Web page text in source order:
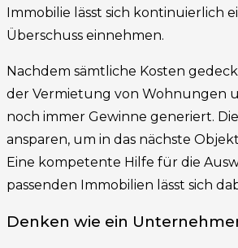
Immobilie lässt sich kontinuierlich
Überschuss einnehmen.
Nachdem sämtliche Kosten
der Vermietung von Wohnungen
noch immer Gewinne generiert.
ansparen, um in das nächste
Eine kompetente Hilfe für die
passenden Immobilien lässt sich
Denken wie ein